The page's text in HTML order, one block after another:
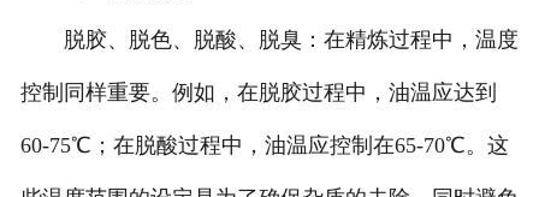
脱胶、脱色、脱酸、脱臭：在精炼过程中，温度
控制同样重要。例如，在脱胶过程中，油温应达到
60-75℃；在脱酸过程中，油温应控制在65-70℃。这